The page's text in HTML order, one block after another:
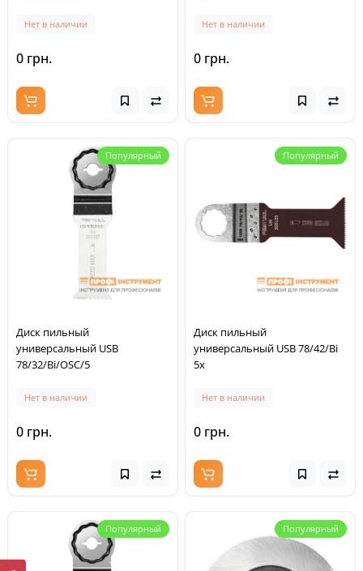
Нет в наличии
0 грн.
Нет в наличии
0 грн.
Популярный
Диск пильный
универсальный USB
78/32/Bi/OSC/5
Нет в наличии
0 грн.
Популярный
Диск пильный
универсальный USB 78/42/Bi
5x
Нет в наличии
0 грн.
Популярный Популярный